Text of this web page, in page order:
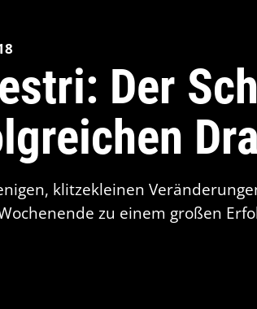
Der
klitzekleinen
zu einem großen